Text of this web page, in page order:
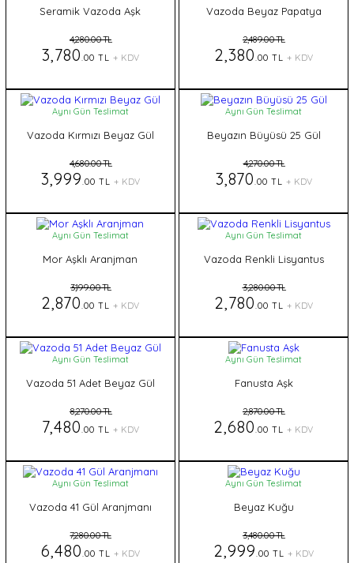
Seramik Vazoda Aşk
4,280.00 TL
3,780.00 TL + KDV
Vazoda Beyaz Papatya
2,489.00 TL
2,380.00 TL + KDV
Aynı Gün Teslimat
Vazoda Kırmızı Beyaz Gül
4,680.00 TL
3,999.00 TL + KDV
Aynı Gün Teslimat
Beyazın Büyüsü 25 Gül
4,270.00 TL
3,870.00 TL + KDV
Aynı Gün Teslimat
Mor Aşklı Aranjman
3,199.00 TL
2,870.00 TL + KDV
Aynı Gün Teslimat
Vazoda Renkli Lisyantus
3,280.00 TL
2,780.00 TL + KDV
Aynı Gün Teslimat
Vazoda 51 Adet Beyaz Gül
8,270.00 TL
7,480.00 TL + KDV
Aynı Gün Teslimat
Fanusta Aşk
2,870.00 TL
2,680.00 TL+ KDV
Aynı Gün Teslimat
Vazoda 41 Gül Aranjmanı
7,280.00 TL
6,480.00 TL + KDV
Aynı Gün Teslimat
Beyaz Kuğu
3,480.00 TL
2,999.00 TL + KDV